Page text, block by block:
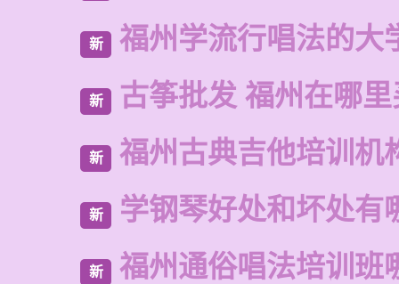
新 福州学流行唱法的大
新 古筝批发 福州在哪
新 福州古典吉他培训机
新 学钢琴好处和坏处有
新 福州通俗唱法培训班